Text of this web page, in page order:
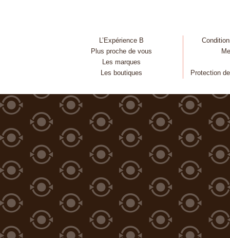
L’Expérience B
Plus proche de vous
Les marques
Les boutiques
Protection